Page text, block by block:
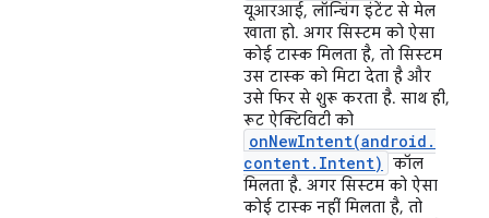
यूआरआई, लॉन्चिंग इंटेंट से मेल
खाता हो. अगर सिस्टम को ऐसा
कोई टास्क मिलता है, तो सिस्टम
उस टास्क को मिटा देता है और
उसे फिर से शुरू करता है. साथ ही,
रूट ऐक्टिविटी को
onNewIntent(android .
content. Intent)
कॉल
मिलता है. अगर सिस्टम को ऐसा
कोई टास्क नहीं मिलता है, तो